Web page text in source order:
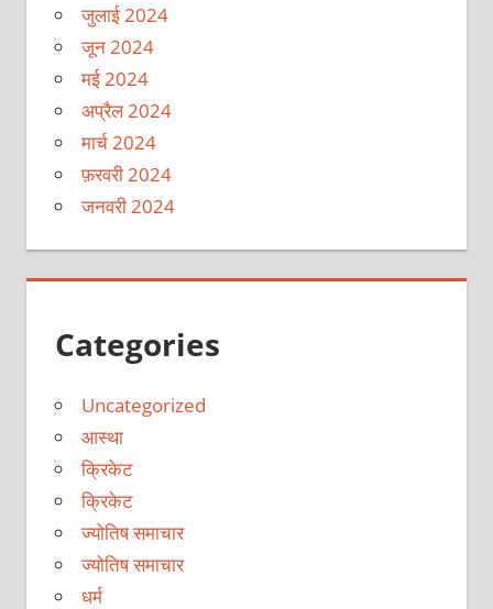
जुलाई 2024
जून 2024
मई 2024
अप्रैल 2024
मार्च 2024
फ़रवरी 2024
जनवरी 2024
Categories
Uncategorized
आस्था
क्रिकेट
क्रिकेट
ज्योतिष समाचार
ज्योतिष समाचार
धर्म